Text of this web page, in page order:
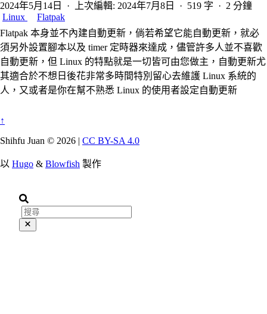
2024年5月14日 · 上次編輯: 2024年7月8日 · 519 字 · 2 分鐘
Linux
Flatpak
Flatpak 本身並不內建自動更新，倘若希望它能自動更新，就必
須另外設置腳本以及 timer 定時器來達成，儘管許多人並不喜歡
自動更新，但 Linux 的特點就是一切皆可由您做主，自動更新尤
其適合於不想日後花非常多時間特別留心去維護 Linux 系統的
人，又或者是你在幫不熟悉 Linux 的使用者設定自動更新
↑
Shihfu Juan © 2026 | CC BY-SA 4.0
以 Hugo & Blowfish 製作